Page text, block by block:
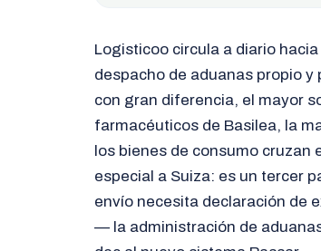
Logisticoo circula a diario
despacho de aduanas propio y
con gran diferencia, el mayor
farmacéuticos de Basilea, la
los bienes de consumo cruzan
especial a Suiza: es un tercer
envío necesita declaración de
— la administración de